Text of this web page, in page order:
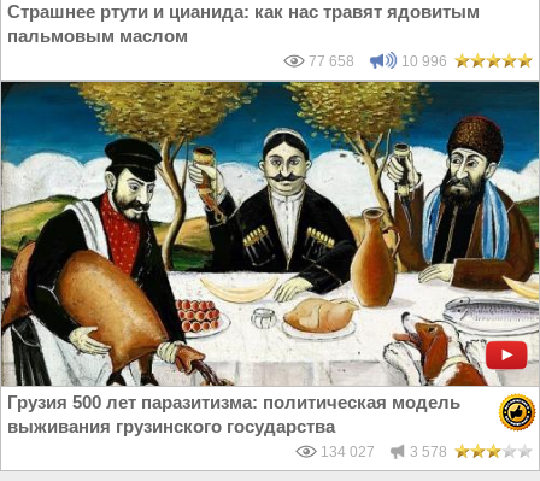
Страшнее ртути и цианида: как нас травят ядовитым
пальмовым маслом
77 658 10 996
Грузия 500 лет паразитизма: политическая модель
выживания грузинского государства
134 027 3 578